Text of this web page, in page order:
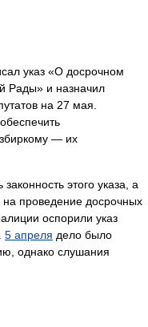
указ «О досрочном
Рады» и назначил
на 27 мая.
— их
этого указа, а
на проведение досрочных
оспорили указ
5 апреля дело было
однако слушания